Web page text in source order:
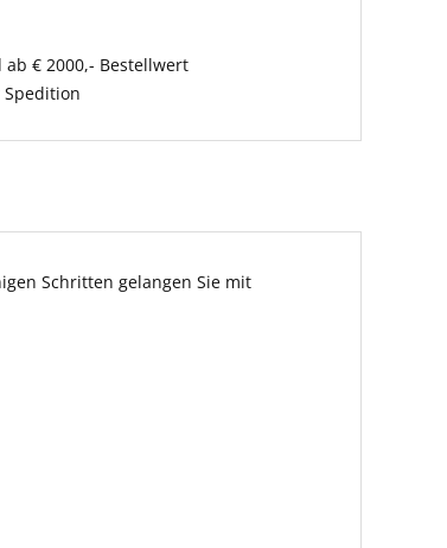
ab € 2000,- Bestellwert
Schritten gelangen Sie mit